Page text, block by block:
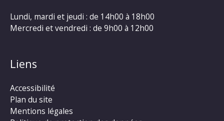
Lundi, mardi et jeudi : de 14h00 à 18h00
Mercredi et vendredi : de 9h00 à 12h00
Liens
Accessibilité
Plan du site
Mentions légales